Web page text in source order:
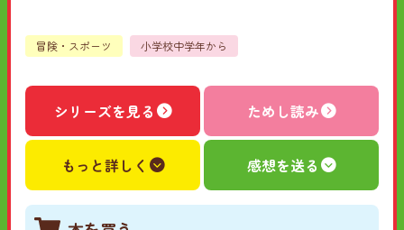
冒険・スポーツ 小学校中学年から
シリーズを見る ためし読み
もっと詳しく 感想を送る